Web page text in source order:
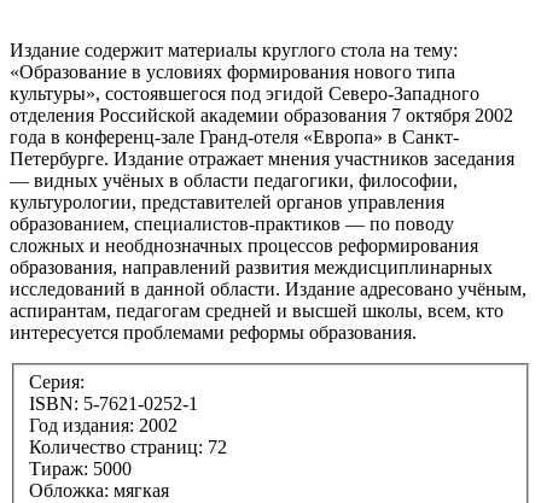
Издание содержит материалы круглого стола на тему:
«Образование в условиях формирования нового типа
культуры», состоявшегося под эгидой Северо-Западного
отделения Российской академии образования 7 октября 2002
года в конференц-зале Гранд-отеля «Европа» в Санкт-
Петербурге. Издание отражает мнения участников заседания
— видных учёных в области педагогики, философии,
культурологии, представителей органов управления
образованием, специалистов-практиков — по поводу
сложных и необднозначных процессов реформирования
образования, направлений развития междисциплинарных
исследований в данной области. Издание адресовано учёным,
аспирантам, педагогам средней и высшей школы, всем, кто
интересуется проблемами реформы образования.
Серия:
ISBN: 5-7621-0252-1
Год издания: 2002
Количество страниц: 72
Тираж: 5000
Обложка: мягкая